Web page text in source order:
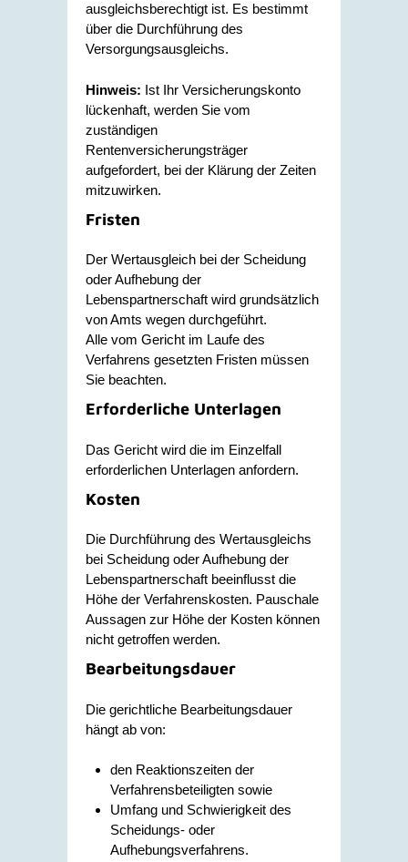
ausgleichsberechtigt ist. Es bestimmt
über die Durchführung des
Versorgungsausgleichs.
Hinweis: Ist Ihr Versicherungskonto
lückenhaft, werden Sie vom
zuständigen
Rentenversicherungsträger
aufgefordert, bei der Klärung der Zeiten
mitzuwirken.
Fristen
Der Wertausgleich bei der Scheidung
oder Aufhebung der
Lebenspartnerschaft wird grundsätzlich
von Amts wegen durchgeführt.
Alle vom Gericht im Laufe des
Verfahrens gesetzten Fristen müssen
Sie beachten.
Erforderliche Unterlagen
Das Gericht wird die im Einzelfall
erforderlichen Unterlagen anfordern.
Kosten
Die Durchführung des Wertausgleichs
bei Scheidung oder Aufhebung der
Lebenspartnerschaft beeinflusst die
Höhe der Verfahrenskosten. Pauschale
Aussagen zur Höhe der Kosten können
nicht getroffen werden.
Bearbeitungsdauer
Die gerichtliche Bearbeitungsdauer
hängt ab von:
den Reaktionszeiten der
Verfahrensbeteiligten sowie
Umfang und Schwierigkeit des
Scheidungs- oder
Aufhebungsverfahrens.